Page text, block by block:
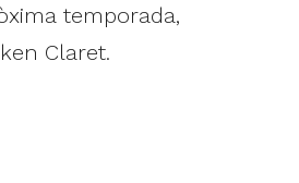
temporada,
Claret.